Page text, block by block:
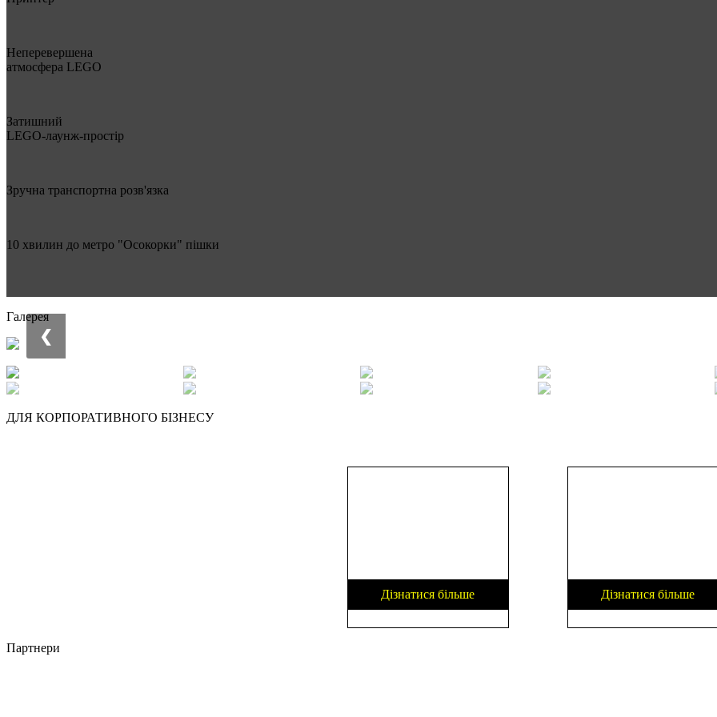
Неперевершена
атмосфера LEGO
Затишний
LEGO-лаунж-простір
Зручна транспортна розв'язка
10 хвилин до метро "Осокорки" пішки
Галерея
❮
ДЛЯ КОРПОРАТИВНОГО БІЗНЕСУ
Дізнатися більше Дізнатися більше
Партнери